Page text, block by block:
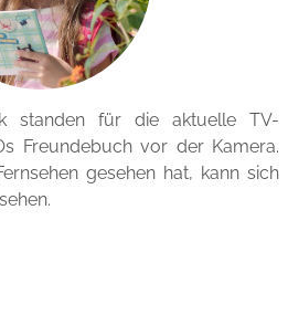
standen für die aktuelle TV-
Freundebuch vor der Kamera.
gesehen hat, kann sich